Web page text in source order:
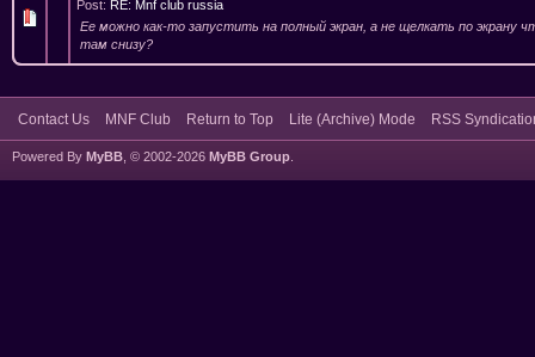
Post: RE: Mnf club russia
Ее можно как-то запустить на полный экран, а не щелкать по экрану
там снизу?
Contact Us MNF Club Return to Top Lite (Archive) Mode RSS
Powered By MyBB , © 2002-2026 MyBB Group